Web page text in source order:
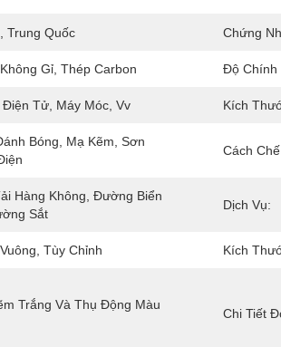
Trung Quốc Chứng
Gỉ, Thép Carbon Độ Chính
Điện Tử, Máy Móc, Vv Kích
Bóng, Mạ Kẽm, Sơn
Cách
Hàng Không, Đường Biển
Sắt
Dịch Vụ:
Tùy Chỉnh Kích
Trắng Và Thụ Động Màu
Chi Tiết